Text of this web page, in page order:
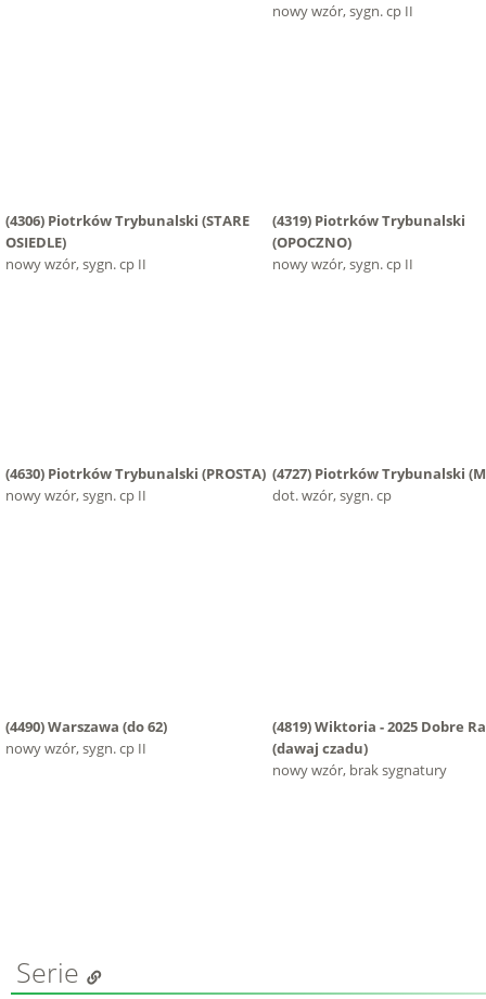
nowy wzór, sygn. cp II
(4306) Piotrków Trybunalski (STARE
OSIEDLE)
nowy wzór, sygn. cp II
(4319) Piotrków Trybunalski
(OPOCZNO)
nowy wzór, sygn. cp II
(4630) Piotrków Trybunalski (PROSTA)
nowy wzór, sygn. cp II
(4727) Piotrków Trybunalski
dot. wzór, sygn. cp
(4490)Warszawa (do 62)
nowy wzór, sygn. cp II
(4819)Wiktoria - 2025 Dobre
(dawaj czadu)
nowy wzór, brak sygnatury
Serie